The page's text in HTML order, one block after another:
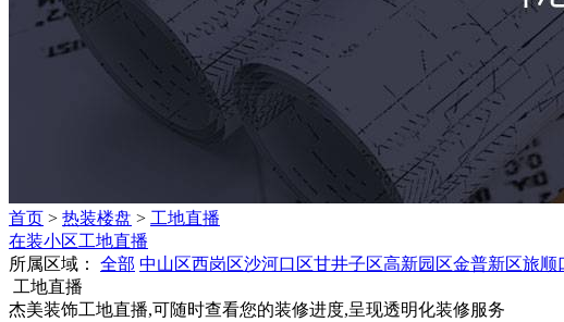
首页 > 热装楼盘 > 工地直播
在装小区工地直播
所属区域：
全部 中山区西岗区沙河口区甘井子区高新园区金普新区旅顺
工地直播
杰美装饰工地直播,可随时查看您的装修进度,呈现透明化装修服务